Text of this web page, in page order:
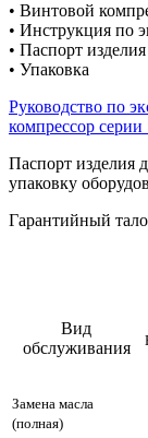
• Винтовой
• Инструкция по
• Паспорт изделия
• Упаковка
Руководство по
компрессор
Паспорт изделия
упаковку
Гарантийный
Вид
обслуживания
Замена масла
(полная)